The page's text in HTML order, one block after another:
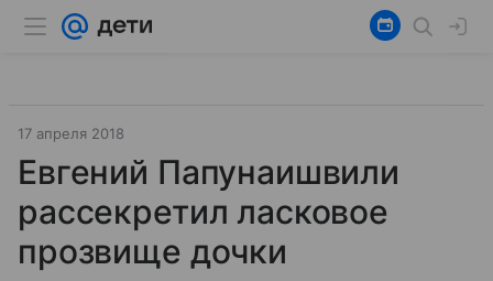
17 апреля 2018
Евгений Папунаишвили
рассекретил ласковое
прозвище дочки